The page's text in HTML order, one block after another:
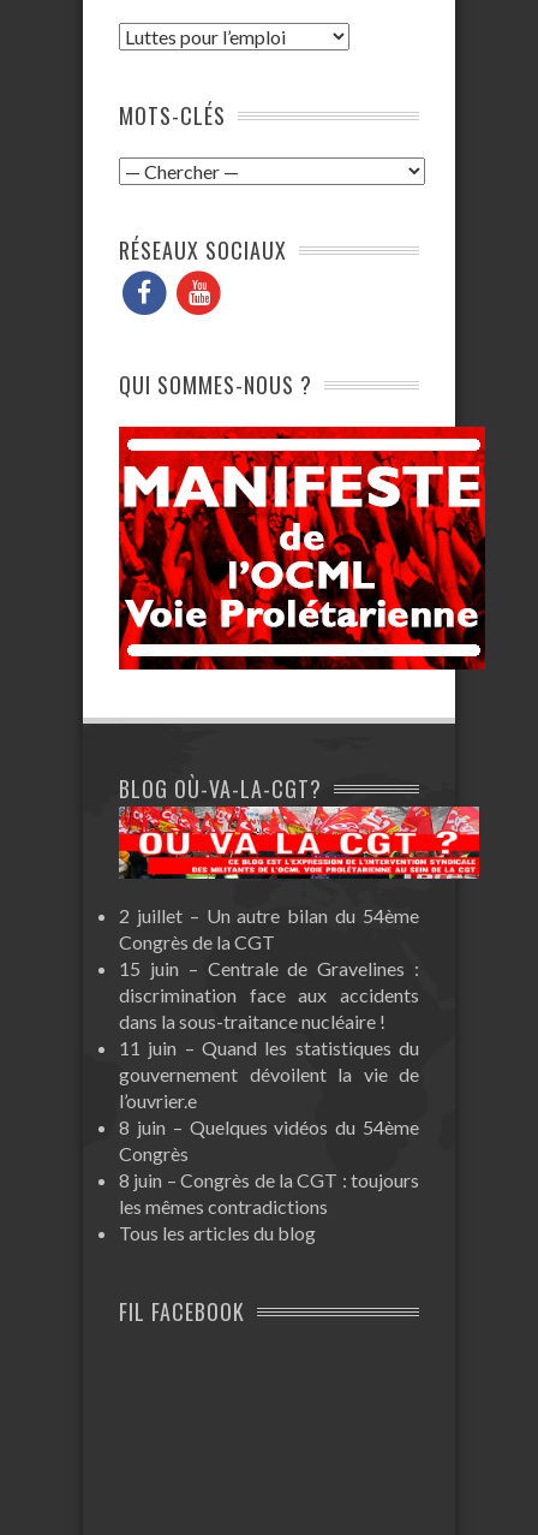
MOTS-CLÉS
RÉSEAUX SOCIAUX
QUI SOMMES-NOUS ?
BLOG OÙ-VA-LA-CGT?
2 juillet – Un autre bilan du 54ème
Congrès de la CGT
15 juin – Centrale de Gravelines :
discrimination face aux accidents
dans la sous-traitance nucléaire !
11 juin – Quand les statistiques du
gouvernement dévoilent la vie de
l’ouvrier.e
8 juin – Quelques vidéos du 54ème
Congrès
8 juin – Congrès de la CGT : toujours
les mêmes contradictions
Tous les articles du blog
FIL FACEBOOK